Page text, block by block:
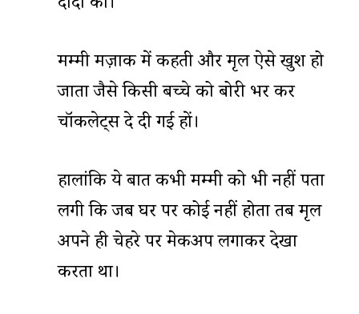
मम्मी मज़ाक में कहती और मृदुल ऐसे खुश हो
जाता जैसे किसी बच्चे को बोरी भर कर
चॉकलेट्स दे दी गई हों।
हालांकि ये बात कभी मम्मी को भी नहीं पता
लगी कि जब घर पर कोई नहीं होता तब मृदुल
अपने ही चेहरे पर मेकअप लगाकर देखा
करता था।